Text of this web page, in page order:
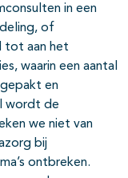
in een
of
tot aan het
waarin een aantal
en
wordt de
we niet van
bij
ontbreken.